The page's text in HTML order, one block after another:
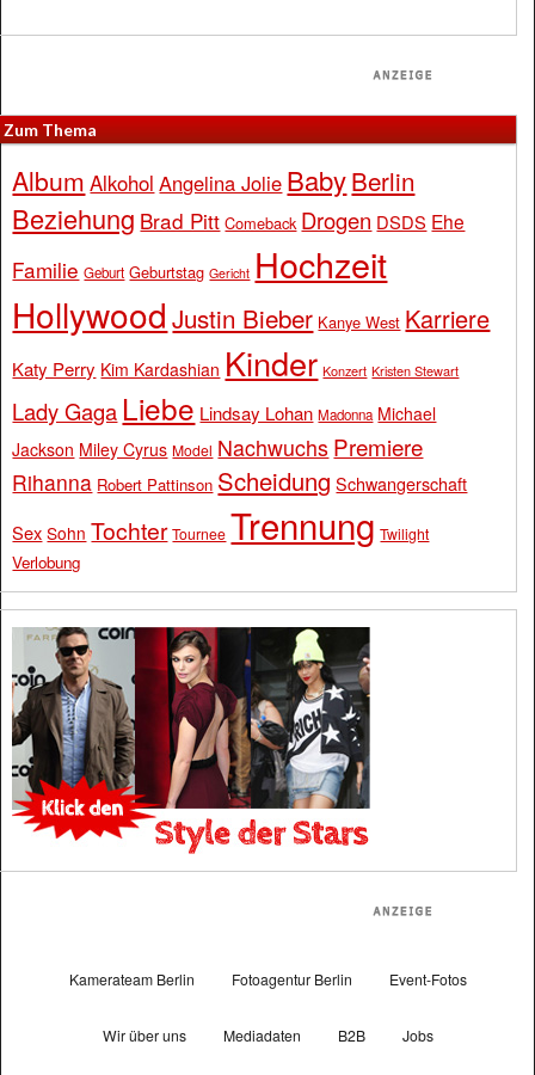
Zum Thema
Album Alkohol Angelina Jolie BabyBerlin
Beziehung Brad Pitt Comeback Drogen DSDS Ehe
Familie Geburt Geburtstag Gericht Hochzeit
Hollywood Justin Bieber Kanye West Karriere
Katy Perry Kim Kardashian Kinder Konzert Kristen Stewart
Lady Gaga Liebe Lindsay Lohan Madonna Michael
Jackson Miley Cyrus Model Nachwuchs Premiere
Rihanna Robert Pattinson Scheidung Schwangerschaft
Sex Sohn Tochter Tournee Trennung Twilight
Verlobung
Kamerateam Berlin Fotoagentur Berlin Event-Fotos
Wir über uns Mediadaten B2B Jobs